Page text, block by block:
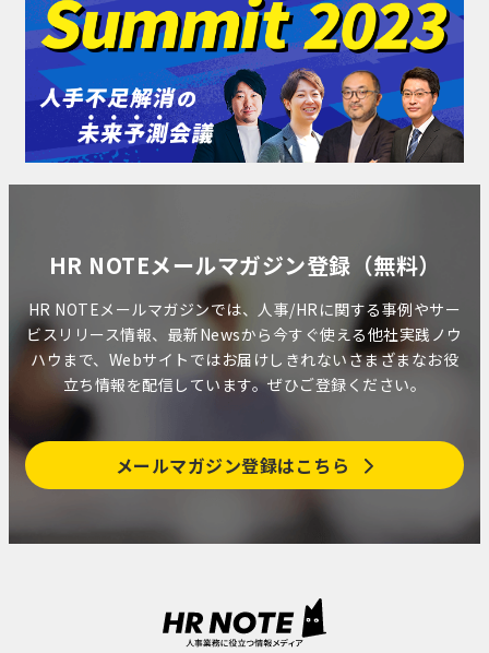
HR NOTEメールマガジン登録（無料）
HR NOTEメールマガジンでは、人事/HRに関する事例やサー
ビスリリース情報、最新Newsから今すぐ使える他社実践ノウ
ハウまで、Webサイトではお届けしきれないさまざまなお役
立ち情報を配信しています。ぜひご登録ください。
メールマガジン登録はこちら